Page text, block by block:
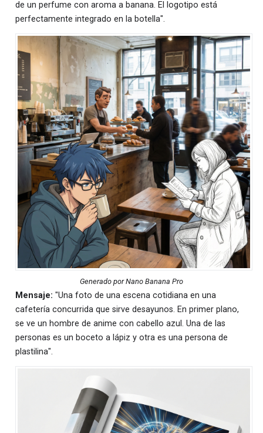
de un perfume con aroma a banana. El logotipo está
perfectamente integrado en la botella".
Generado por Nano Banana Pro
Mensaje: "Una foto de una escena cotidiana en una
cafetería concurrida que sirve desayunos. En primer plano,
se ve un hombre de anime con cabello azul. Una de las
personas es un boceto a lápiz y otra es una persona de
plastilina".